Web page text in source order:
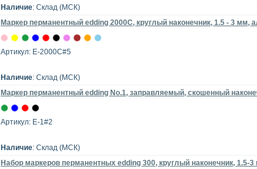
Наличие: Склад (МСК)
Маркер перманентный edding 2000C, круглый наконечник, 1.5 - 3 мм,
Артикул: E-2000C#5
Наличие: Склад (МСК)
Маркер перманентный edding No.1, заправляемый, скошенный
Артикул: E-1#2
Наличие: Склад (МСК)
Набор маркеров перманентных edding 300, круглый наконечник, 1.5-3